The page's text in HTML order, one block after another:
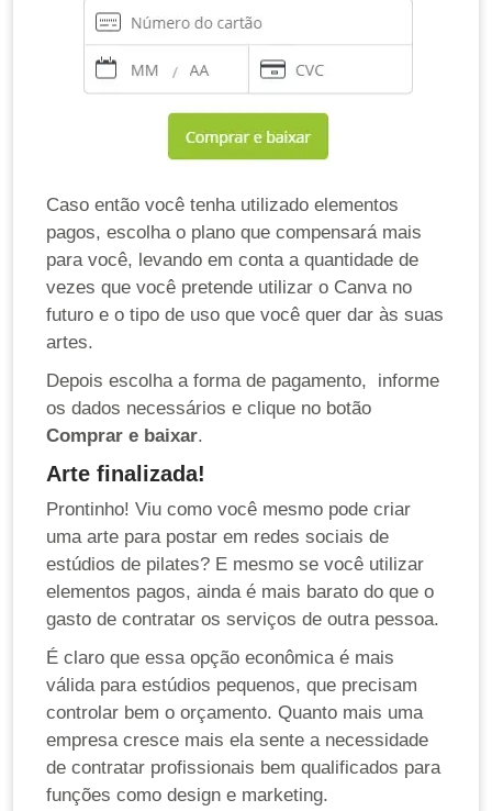
Caso então você tenha utilizado elementos
pagos, escolha o plano que compensará mais
para você, levando em conta a quantidade de
vezes que você pretende utilizar o Canva no
futuro e o tipo de uso que você quer dar às suas
artes.
Depois escolha a forma de pagamento, informe
os dados necessários e clique no botão
Comprar e baixar.
Arte finalizada!
Prontinho! Viu como você mesmo pode criar
uma arte para postar em redes sociais de
estúdios de pilates? E mesmo se você utilizar
elementos pagos, ainda é mais barato do que o
gasto de contratar os serviços de outra pessoa.
É claro que essa opção econômica é mais
válida para estúdios pequenos, que precisam
controlar bem o orçamento. Quanto mais uma
empresa cresce mais ela sente a necessidade
de contratar profissionais bem qualificados para
funções como design e marketing.